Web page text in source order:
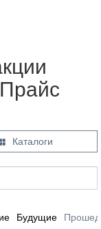
Каталоги
Будущие